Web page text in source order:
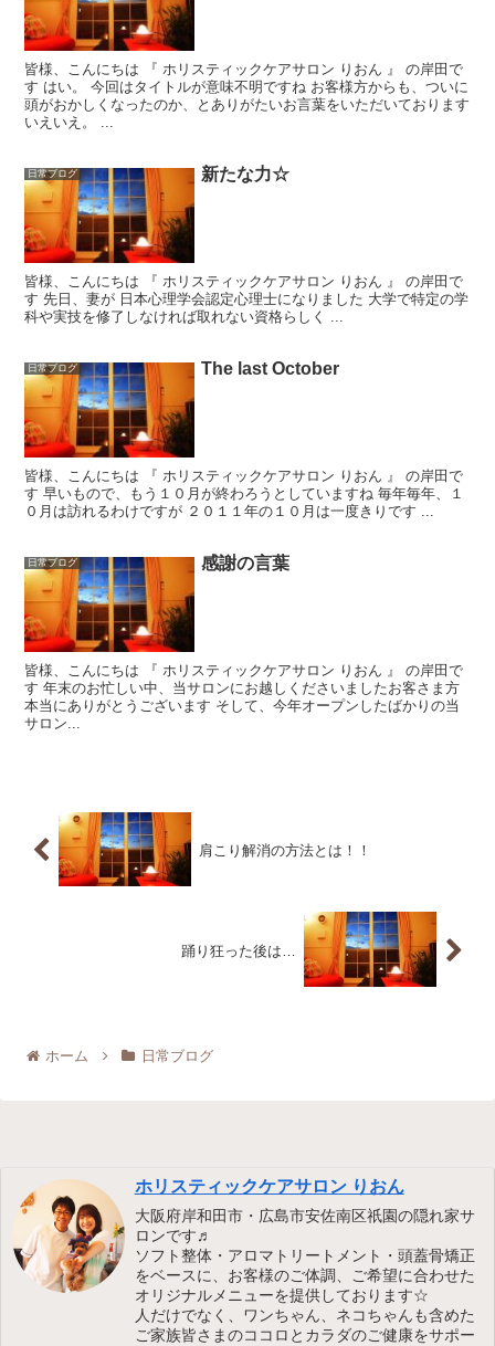
皆様、こんにちは 『 ホリスティックケアサロン りおん 』 の岸田で
す はい。 今回はタイトルが意味不明ですね お客様方からも、ついに
頭がおかしくなったのか、とありがたいお言葉をいただいております
いえいえ。 ...
日常ブログ 新たな力☆
皆様、こんにちは 『 ホリスティックケアサロン りおん 』 の岸田で
す 先日、妻が 日本心理学会認定心理士になりました 大学で特定の学
科や実技を修了しなければ取れない資格らしく ...
日常ブログ The last October
皆様、こんにちは 『 ホリスティックケアサロン りおん 』 の岸田で
す 早いもので、もう１０月が終わろうとしていますね 毎年毎年、１
０月は訪れるわけですが ２０１１年の１０月は一度きりです ...
日常ブログ 感謝の言葉
皆様、こんにちは 『 ホリスティックケアサロン りおん 』 の岸田で
す 年末のお忙しい中、当サロンにお越しくださいましたお客さま方
本当にありがとうございます そして、今年オープンしたばかりの当
サロン...
肩こり解消の方法とは！！
踊り狂った後は…
ホーム 日常ブログ
ホリスティックケアサロン りおん
大阪府岸和田市・広島市安佐南区祇園の隠れ家サ
ロンです♬
ソフト整体・アロマトリートメント・頭蓋骨矯正
をベースに、お客様のご体調、ご希望に合わせた
オリジナルメニューを提供しております☆
人だけでなく、ワンちゃん、ネコちゃんも含めた
ご家族皆さまのココロとカラダのご健康をサポー